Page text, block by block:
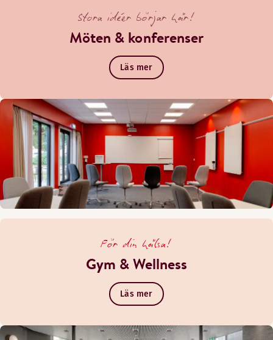
Stora idéer börjar här!
Möten & konferenser
Läs mer
För din hälsa!
Gym & Wellness
Läs mer